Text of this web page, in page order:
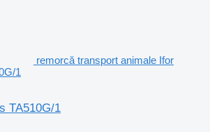
remorcă transport animale Ifor
1
TA510G/1